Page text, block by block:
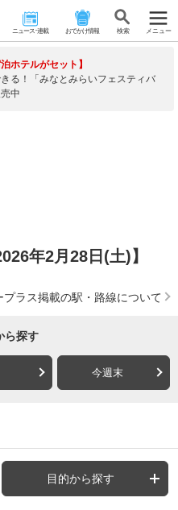
ニュース･連載 おでかけ情報 検 索 メニュー
ホテルがセット】
る！「みなとみらいフェスティバ
中
年2月28日(土)】
プラス掲載の駅・路線について
ら探す
今週末
目的から探す